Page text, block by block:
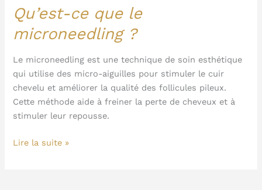
Qu’est-ce que le
microneedling ?
Le microneedling est une technique de soin esthétique
qui utilise des micro-aiguilles pour stimuler le cuir
chevelu et améliorer la qualité des follicules pileux.
Cette méthode aide à freiner la perte de cheveux et à
stimuler leur repousse.
Qu’est-
ce
que
microneedling
?
Lire la suite »